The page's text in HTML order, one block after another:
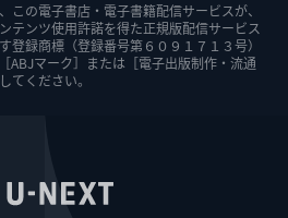
この電子書店・電子書籍配信サービスが、
テンツ使用許諾を得た正規版配信サービス
登録商標（登録番号第６０９１７１３号）
ABJマーク］または［電子出版制作・流通
てください。